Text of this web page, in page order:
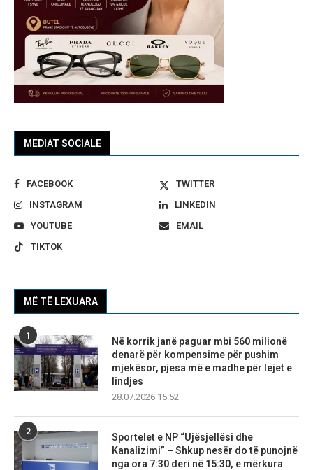
MEDIAT SOCIALE
FACEBOOK
TWITTER
INSTAGRAM
LINKEDIN
YOUTUBE
EMAIL
TIKTOK
MË TË LEXUARA
1
Në korrik janë paguar mbi 560 milionë
denarë për kompensime për pushim
mjekësor, pjesa më e madhe për lejet e
lindjes
28.07.2026 15:52
2
Sportelet e NP “Ujësjellësi dhe
Kanalizimi” – Shkup nesër do të punojnë
nga ora 7:30 deri në 15:30, e mërkura